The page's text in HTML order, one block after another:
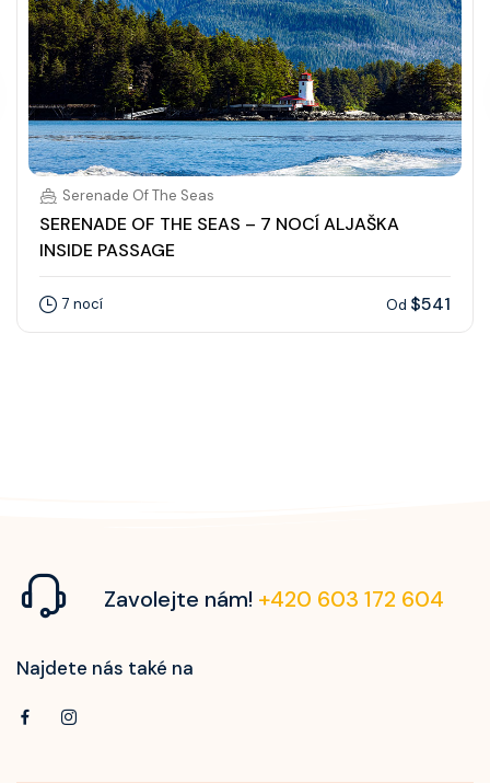
Serenade Of The Seas
SERENADE OF THE SEAS – 7 NOCÍ ALJAŠKA
INSIDE PASSAGE
7 nocí Od $541
Zavolejte nám! +420 603 172 604
Najdete nás také na